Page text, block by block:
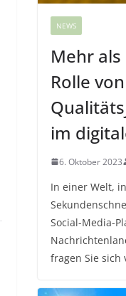
NEWS
Mehr als
Rolle von
im
6. Oktober 2023
In einer Welt,
Social-Media-
fragen Sie sich